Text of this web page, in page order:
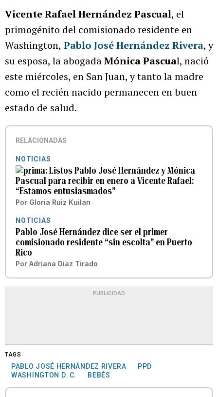
Vicente Rafael Hernández Pascual, el
primogénito del comisionado residente en
Washington, Pablo José Hernández Rivera, y
su esposa, la abogadaMónica Pascual, nació
este miércoles, en San Juan, y tanto la madre
como el recién nacido permanecen en buen
estado de salud.
RELACIONADAS
NOTICIAS
Listos Pablo José Hernández y Mónica
Pascual para recibir en enero a Vicente Rafael:
“Estamos entusiasmados”
Por Gloria Ruiz Kuilan
NOTICIAS
Pablo José Hernández dice ser el primer
comisionado residente “sin escolta” en Puerto
Rico
Por Adriana Díaz Tirado
PUBLICIDAD
TAGS
PABLO JOSÉ HERNÁNDEZ RIVERA
PPD
WASHINGTON D. C.
BEBÉS